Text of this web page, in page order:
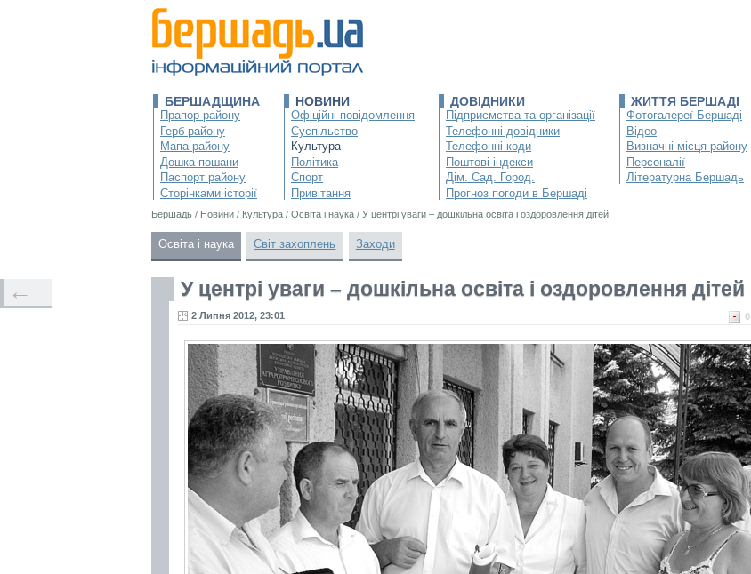
БЕРШАДЩИНА
Прапор району
Герб району
Мапа району
Дошка пошани
Паспорт району
Сторінками історії
НОВИНИ
Офіційні повідомлення
Суспільство
Культура
Політика
Спорт
Привітання
ДОВІДНИКИ
Підприємства та організації
Телефонні довідники
Телефонні коди
Поштові індекси
Дім. Сад. Город.
Прогноз погоди в Бершаді
ЖИТТЯ БЕРШАДІ
Фотогалереї Бершаді
Відео
Визначні місця району
Персоналії
Літературна Бершадь
Бершадь / Новини / Культура / Освіта і наука / У центрі уваги – дошкільна освіта і оздоровлення дітей
Освіта і наука Світ захоплень Заходи
У центрі уваги – дошкільна освіта і оздоровлення дітей
0
2 Липня 2012, 23:01
←